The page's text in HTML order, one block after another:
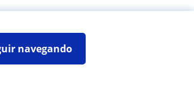
navegando
web:Profesores particulares